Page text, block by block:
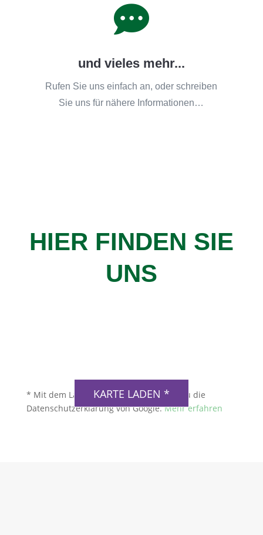

und vieles mehr...
Rufen Sie uns einfach an, oder schreiben
Sie uns für nähere Informationen…
HIER FINDEN SIE
UNS
KARTE LADEN *
* Mit dem Laden der Karte akzeptierst du die
Datenschutzerklärung von Google.Mehr erfahren